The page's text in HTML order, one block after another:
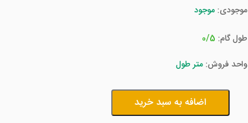
موجودی: موجود
طول گام: 0/5
واحد فروش: متر طول
اضافه به سبد خرید